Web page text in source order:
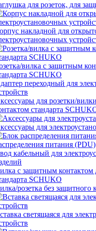
для розеток, для
накладной для
вилка с защитным
SCHUKO
переходный для
для розетки/
стандарта
для
питания (PDU)
кабельный для
с защитным контактом
SCHUKO
розетка без защитного
светящаяся для